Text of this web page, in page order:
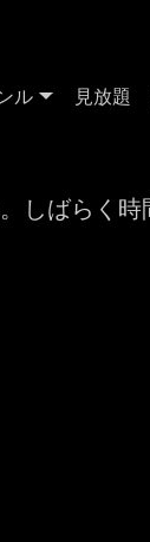
ル 見放題
しばらく